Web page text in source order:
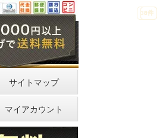
サイトマップ
マイアカウント
33件
4件
0件